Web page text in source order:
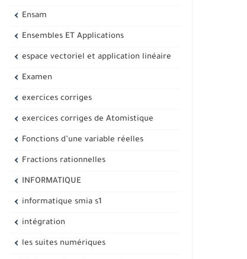
Ensam
Ensembles ET Applications
espace vectoriel et application linéaire
Examen
exercices corriges
exercices corriges de Atomistique
Fonctions d’une variable réelles
Fractions rationnelles
INFORMATIQUE
informatique smia s1
intégration
les suites numériques